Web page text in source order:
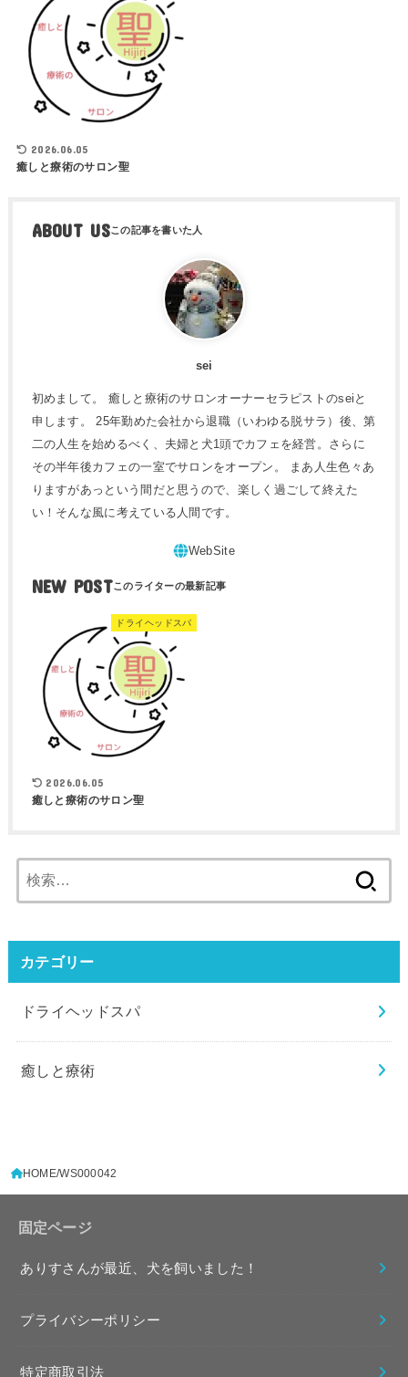
2026.06.05
癒しと療術のサロン聖
ABOUT US
sei
初めまして。 癒しと療術のサロンオーナーセラピストのseiと
申します。 25年勤めた会社から退職（いわゆる脱サラ）後、第
二の人生を始めるべく、夫婦と犬1頭でカフェを経営。さらに
その半年後カフェの一室でサロンをオープン。 まあ人生色々あ
りますがあっという間だと思うので、楽しく過ごして終えた
い！そんな風に考えている人間です。
NEW POST
ドライヘッドスパ
2026.06.05
癒しと療術のサロン聖
索:
カテゴリー
ドライヘッドスパ
癒しと療術
HOME WS000042
固定ページ
ありすさんが最近、犬を飼いました！
プライバシーポリシー
特定商取引法